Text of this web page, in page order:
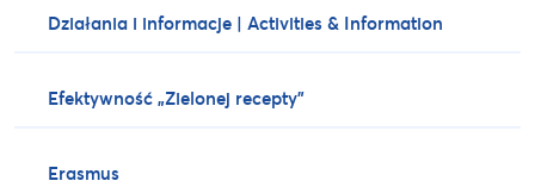
Działania i informacje | Activities & Information
Efektywność „Zielonej recepty”
Erasmus